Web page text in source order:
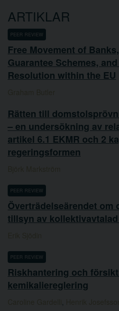
ARTIKLAR
PEER REVIEW
Free Movement of
Guarantee Schemes,
Resolution within the EU
Rätten till
– en undersökning av
artikel 6.1 EKMR och 2
regeringsformen
PEER REVIEW
Överträdelseärendet om
tillsyn av
PEER REVIEW
Riskhantering och
kemikaliereglering